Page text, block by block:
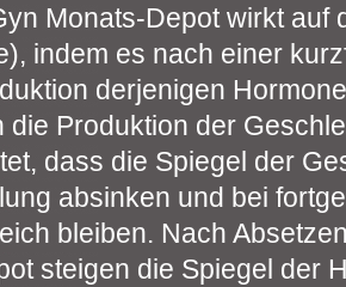
Monats-Depot wirkt auf
indem es nach einer
derjenigen
die Produktion der
dass die Spiegel der
absinken und bei
bleiben. Nach
steigen die Spiegel der